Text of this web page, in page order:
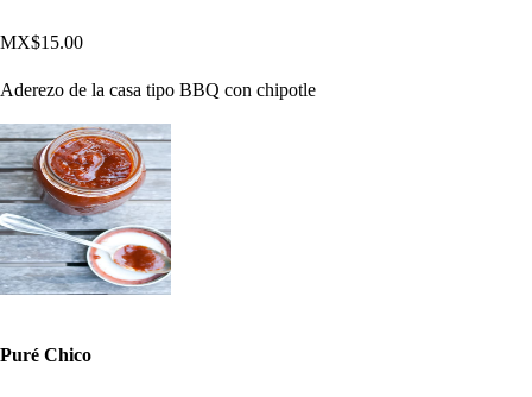
MX$15.00
Aderezo de la casa tipo BBQ con chipotle
Puré Chico